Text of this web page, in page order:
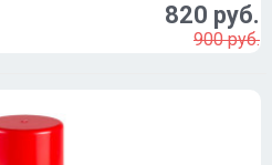
820 руб.
900 руб.